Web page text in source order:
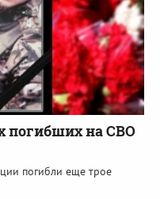
погибших на СВО
погибли еще трое